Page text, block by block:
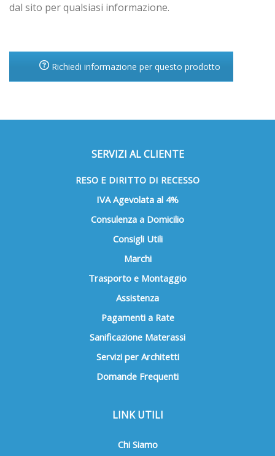
dal sito per qualsiasi informazione.
Richiedi informazione per questo prodotto
SERVIZI AL CLIENTE
RESO E DIRITTO DI RECESSO
IVA Agevolata al 4%
Consulenza a Domicilio
Consigli Utili
Marchi
Trasporto e Montaggio
Assistenza
Pagamenti a Rate
Sanificazione Materassi
Servizi per Architetti
Domande Frequenti
LINK UTILI
Chi Siamo